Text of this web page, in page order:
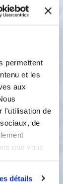
permettent
et les
aux
l'utilisation de
de
que vous
détails
le
le enfin
Salez et
sur le
mn, 120
°C